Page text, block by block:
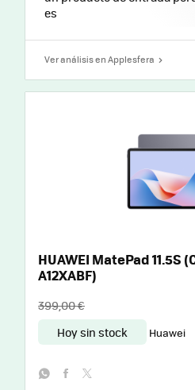
es
Ver análisis en Applesfera
HUAWEI MatePad 11.5S
A12XABF)
399,00 €
Hoy sin stock
Huawei